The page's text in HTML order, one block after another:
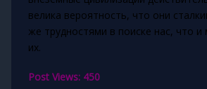
велика вероятность, что они
же трудностями в поиске нас, что
их.
Post Views: 450